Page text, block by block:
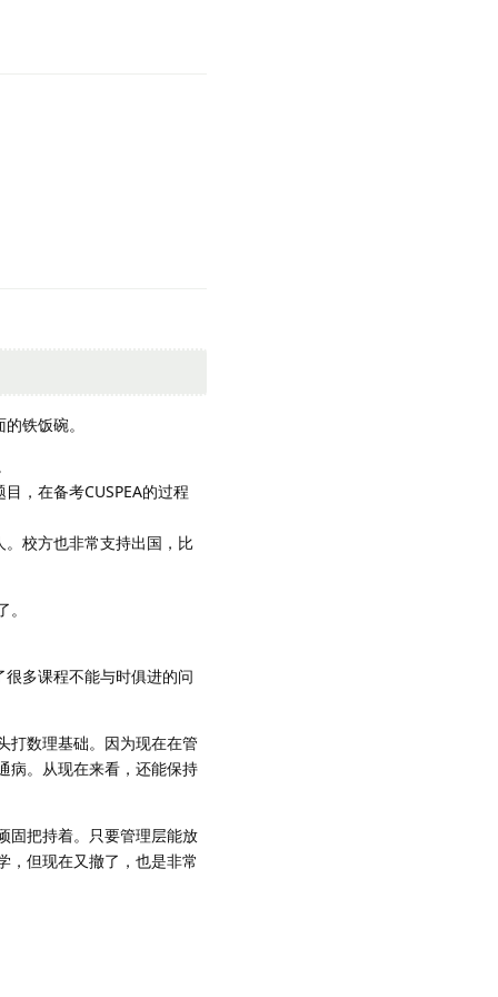
铁饭碗。
，在备考CUSPEA的过程
。校方也非常支持出国，比
多课程不能与时俱进的问
打数理基础。因为现在在管
病。从现在来看，还能保持
固把持着。只要管理层能放
，但现在又撤了，也是非常